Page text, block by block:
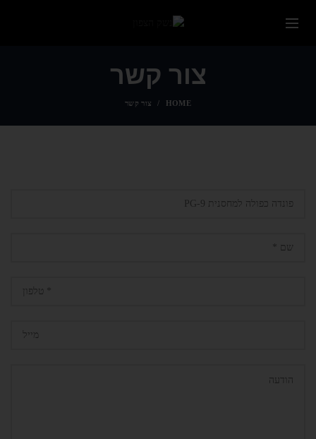
צור קשר
HOME צור קשר